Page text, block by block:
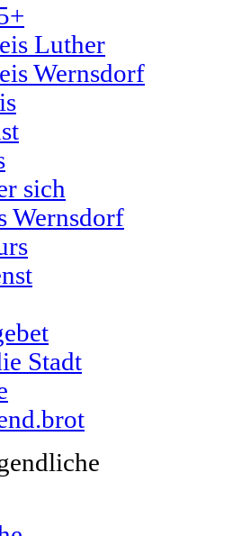
Luther
Wernsdorf
sich
Wernsdorf
Stadt